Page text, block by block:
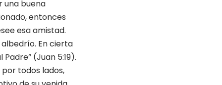
una buena
entonces
esa amistad.
En cierta
(Juan 5:19).
todos lados,